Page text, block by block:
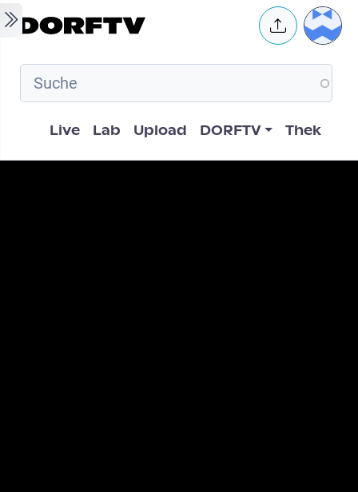
Skip to main content User
Hauptnavigation
Live Lab Upload DORFTV Thek